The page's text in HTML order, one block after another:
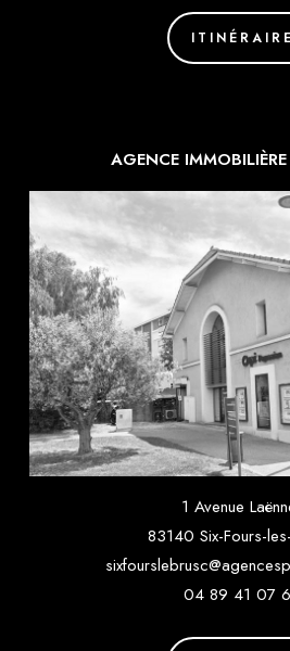
ITINÉRAIRE
AGENCE
1 Avenue
83140 Six-Fours-
04 89 41 07